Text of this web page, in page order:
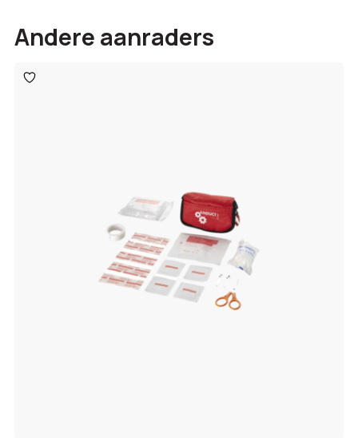
Andere aanraders
Toevoegen
aan